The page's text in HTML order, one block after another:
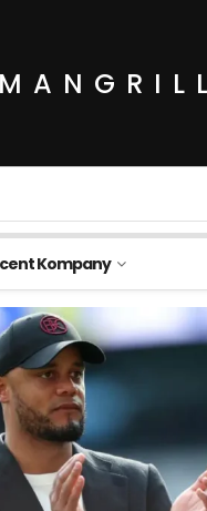
Kompany